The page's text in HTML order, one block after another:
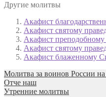
Другие молитвы
Акафист
Акафист святому
Акафист
Акафист святому
Акафист блаженному
Молитва за воинов России
Отче наш
Утренние молитвы